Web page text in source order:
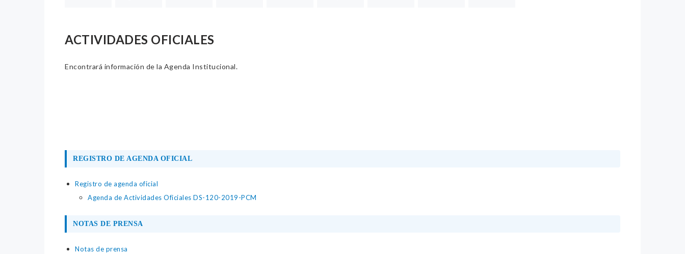
ACTIVIDADES OFICIALES
Encontrará información de la Agenda Institucional.
REGISTRO DE AGENDA OFICIAL
Registro de agenda oficial
Agenda de Actividades Oficiales DS-120-2019-PCM
NOTAS DE PRENSA
Notas de prensa